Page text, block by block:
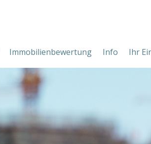
Immobilienbewertung Info Ihr